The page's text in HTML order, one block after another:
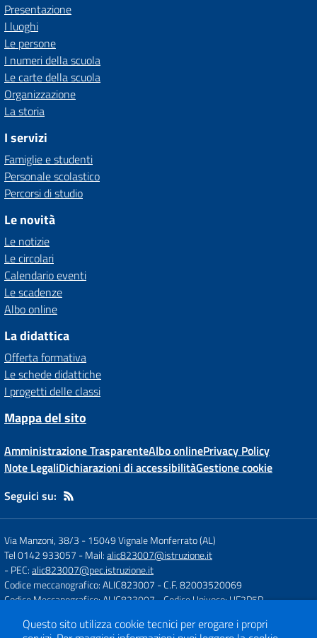
Presentazione
I luoghi
Le persone
I numeri della scuola
Le carte della scuola
Organizzazione
La storia
I servizi
Famiglie e studenti
Personale scolastico
Percorsi di studio
Le novità
Le notizie
Le circolari
Calendario eventi
Le scadenze
Albo online
La didattica
Offerta formativa
Le schede didattiche
I progetti delle classi
Mappa del sito
Amministrazione TrasparenteAlbo onlinePrivacy Policy
Note LegaliDichiarazioni di accessibilitàGestione cookie
Seguici su:
Via Manzoni, 38/3 -15049 Vignale Monferrato (AL)
Tel 0142 933057 - Mail:alic823007@istruzione.it
- PEC:alic823007@pec.istruzione.it
Codice meccanografico: ALIC823007 - C.F. 82003520069
Codice Meccanografico: ALIC823007- Codice Univoco: UF2P5P
Questo sito utilizza cookie tecnici per erogare i propri